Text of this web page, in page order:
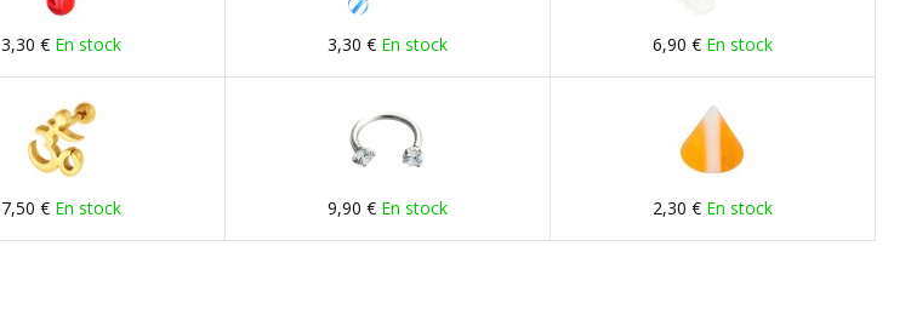
3,30 € En stock 3,30 € En stock 6,90 € En stock
7,50 € En stock 9,90 € En stock 2,30 € En stock